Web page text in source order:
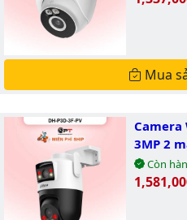
Mua
Camera
3MP 2
Còn
Giá bán: